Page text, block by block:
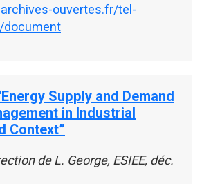
ouvertes.fr/tel-
document
Supply and Demand
in Industrial
Context”
de L. George, ESIEE, déc.